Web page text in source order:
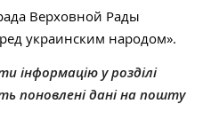
Верховной Рады
украинским народом».
інформацію у розділі
поновлені дані на пошту